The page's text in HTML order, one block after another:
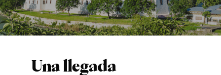
Una llegada